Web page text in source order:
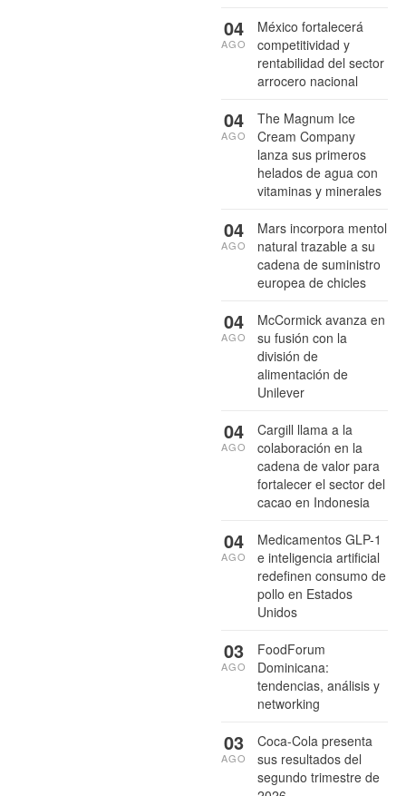
México fortalecerá
competitividad y
rentabilidad del sector
arrocero nacional
04
AGO
The Magnum Ice
Cream Company
lanza sus primeros
helados de agua con
vitaminas y minerales
04
AGO
Mars incorpora mentol
natural trazable a su
cadena de suministro
europea de chicles
04
AGO
McCormick avanza en
su fusión con la
división de
alimentación de
Unilever
04
AGO
Cargill llama a la
colaboración en la
cadena de valor para
fortalecer el sector del
cacao en Indonesia
04
AGO
Medicamentos GLP-1
e inteligencia artificial
redefinen consumo de
pollo en Estados
Unidos
04
AGO
FoodForum
Dominicana:
tendencias, análisis y
networking
03
AGO
Coca-Cola presenta
sus resultados del
segundo trimestre de
03
AGO